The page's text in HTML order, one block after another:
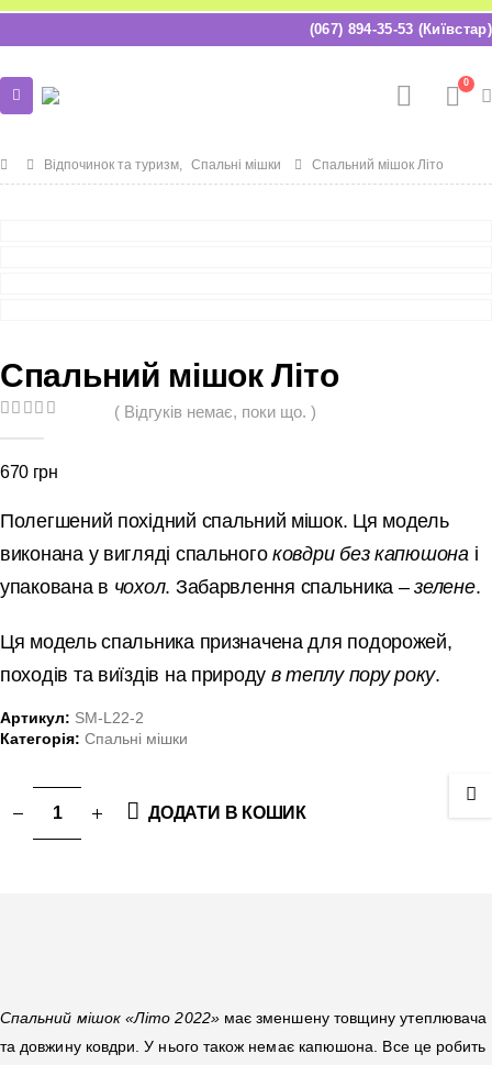
(067) 894-35-53 (Київстар)
0
Відпочинок та туризм, Спальні мішки Спальний мішок Літо
Спальний мішок Літо
( Відгуків немає, поки що. )
670 грн
Полегшений похідний спальний мішок. Ця модель
виконана у вигляді спальногоковдри без капюшона і
упакована в чохол. Забарвлення спальника –зелене.
Ця модель спальника призначена для подорожей,
походів та виїздів на природу в теплу пору року.
Артикул: SM-L22-2
Категорія: Спальні мішки
ДОДАТИ В КОШИК
Спальний мішок «Літо 2022»має зменшену товщину утеплювача
та довжину ковдри. У нього також немає капюшона. Все це робить